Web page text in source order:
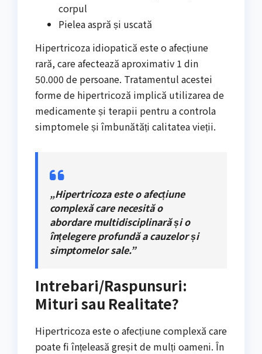
corpul
Pielea aspră și uscată
Hipertricoza idiopatică este o afecțiune
rară, care afectează aproximativ 1 din
50.000 de persoane. Tratamentul acestei
forme de hipertricoză implică utilizarea de
medicamente și terapii pentru a controla
simptomele și îmbunătăți calitatea vieții.
„Hipertricoza este o afecțiune
complexă care necesită o
abordare multidisciplinară și o
înțelegere profundă a cauzelor și
simptomelor sale.”
Intrebari/Raspunsuri:
Mituri sau Realitate?
Hipertricoza este o afecțiune complexă care
poate fi înțeleasă greșit de mulți oameni. În